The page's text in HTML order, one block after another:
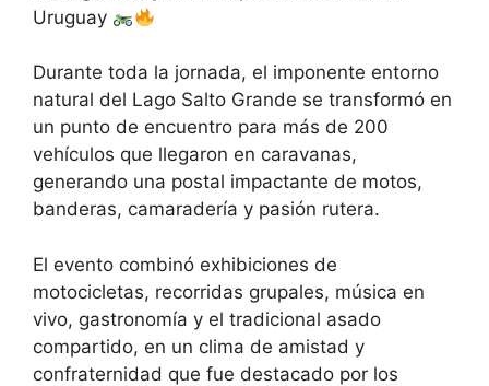
Uruguay
Durante toda la jornada, el imponente entorno
natural del Lago Salto Grande se transformó en
un punto de encuentro para más de 200
vehículos que llegaron en caravanas,
generando una postal impactante de motos,
banderas, camaradería y pasión rutera.
El evento combinó exhibiciones de
motocicletas, recorridas grupales, música en
vivo, gastronomía y el tradicional asado
compartido, en un clima de amistad y
confraternidad que fue destacado por los